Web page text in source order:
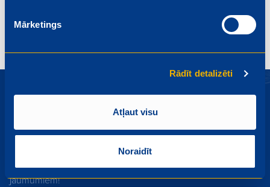
Mārketings
Rādīt detalizēti
Atļaut visu
Noraidīt
Bērniem 15-20 minūtes
Piesakies Mego jaunumiem
Akcijas, izpārdošanas, jauni produkti - uzzini pirmais par
jaumumiem!